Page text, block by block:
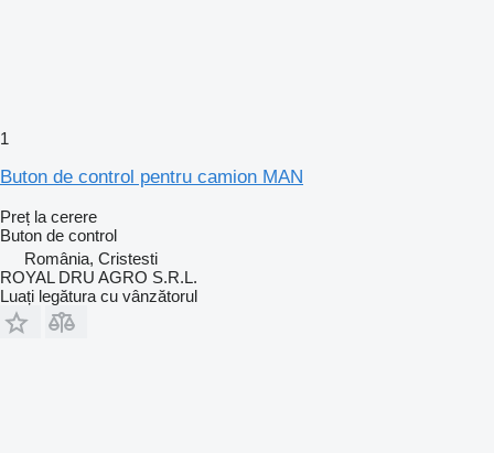
1
Buton de control pentru camion MAN
Preț la cerere
Buton de control
România, Cristesti
ROYAL DRU AGRO S.R.L.
Luați legătura cu vânzătorul